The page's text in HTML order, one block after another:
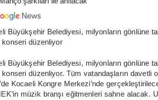
Büyükşehir Belediyesi, milyonların gönlüne
konseri düzenliyor
Büyükşehir Belediyesi, milyonların gönlüne
konseri düzenliyor. Tüm vatandaşların davetli
Kocaeli Kongre Merkezi’nde
müzik branşı eğitmenleri sahne alacak.